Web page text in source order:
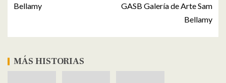
Bellamy
GASB Galería de Arte Sam
Bellamy
MÁS HISTORIAS